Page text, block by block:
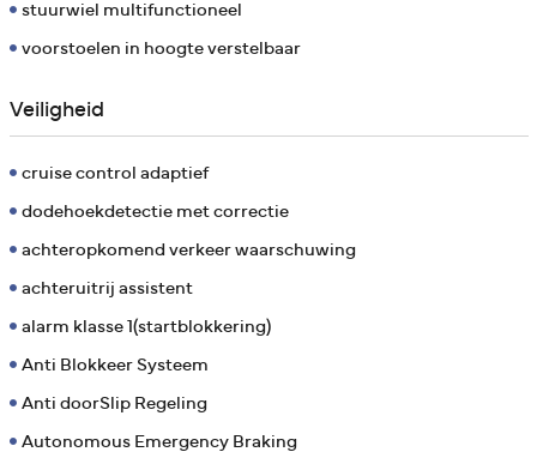
stuurwiel multifunctioneel
voorstoelen in hoogte verstelbaar
Veiligheid
cruise control adaptief
dodehoekdetectie met correctie
achteropkomend verkeer waarschuwing
achteruitrij assistent
alarm klasse 1(startblokkering)
Anti Blokkeer Systeem
Anti doorSlip Regeling
Autonomous Emergency Braking